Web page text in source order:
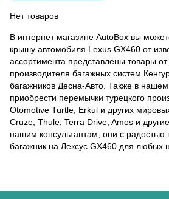
Нет товаров
В интернет магазине AutoBox вы
крышу автомобиля Lexus GX460 от
ассортимента представлены товары от
производителя багажных систем
багажников Десна-Авто. Также в
приобрести перемычки турецкого
Otomotive Turtle, Erkul и других
Cruze, Thule, Terra Drive, Amos и
нашим консультантам, они с радостью
багажник на Лексус GX460 для любых